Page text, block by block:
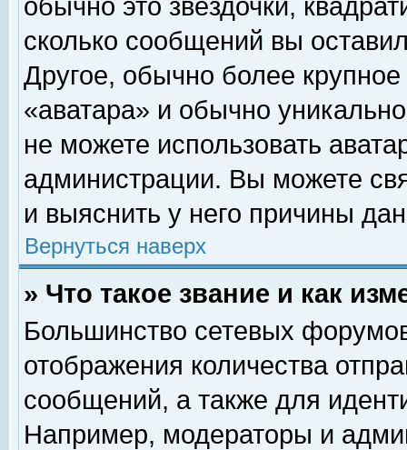
обычно это звёздочки,
сколько сообщений вы
Другое, обычно более
«аватара» и обычно
не можете использовать
администрации. Вы можете
и выяснить у него причины
Вернуться наверх
» Что такое звание и как
Большинство сетевых
отображения количества
сообщений, а также для
Например, модераторы и